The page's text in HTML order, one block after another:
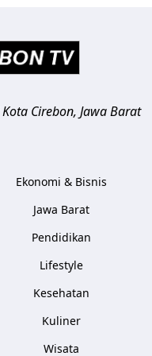
Kota Cirebon, Jawa Barat
Ekonomi & Bisnis
Jawa Barat
Pendidikan
Lifestyle
Kesehatan
Kuliner
Wisata